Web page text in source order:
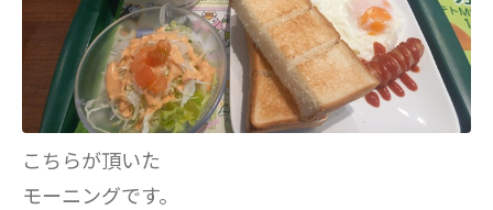
こちらが頂いた
モーニングです。